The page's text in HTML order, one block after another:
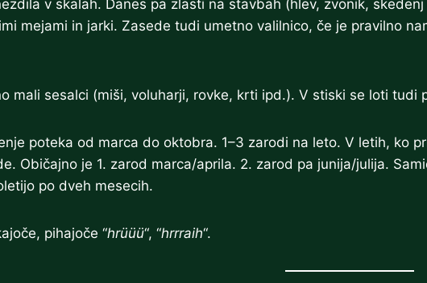
v skalah. Danes pa zlasti na stavbah (hlev, zvonik,
mejami in jarki. Zasede tudi umetno valilnico, če je pravilno
mali sesalci (miši, voluharji, rovke, krti ipd.). V stiski se loti tudi
poteka od marca do oktobra. 1–3 zarodi na leto. V letih, ko
Običajno je 1. zarod marca/aprila. 2. zarod pa junija/julija.
po dveh mesecih.
pihajoče “hrüüü“, “hrrraih“.